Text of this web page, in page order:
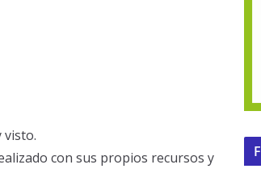
visto.
con sus propios recursos y